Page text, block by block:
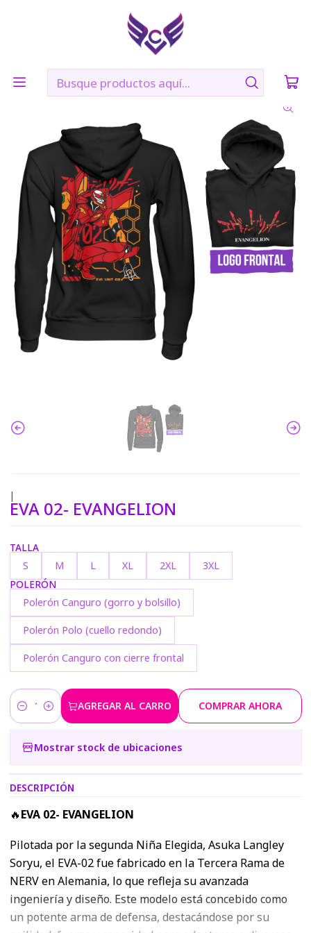
🛠️ Confección: 2 días hábiles | 🚚 Envíos vía Blue Express a
POLERONES EVA 02- EVANGELION
|
EVA 02- EVANGELION
TALLA
S
M L XL 2XL
3XL
POLERÓN
Polerón Canguro (gorro y bolsillo)
Polerón Polo (cuello redondo)
Polerón Canguro con cierre frontal
Cantidad
AGREGAR AL CARRO COMPRAR AHORA
Mostrar stock de ubicaciones
DESCRIPCIÓN
🔥EVA 02- EVANGELION
Pilotada por la segunda Niña Elegida, Asuka Langley
Soryu, el EVA-02 fue fabricado en la Tercera Rama de
NERV en Alemania, lo que refleja su avanzada
ingeniería y diseño. Este modelo está concebido como
un potente arma de defensa, destacándose por su